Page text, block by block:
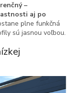
–
aj po
plne funkčná
sú jasnou voľbou.